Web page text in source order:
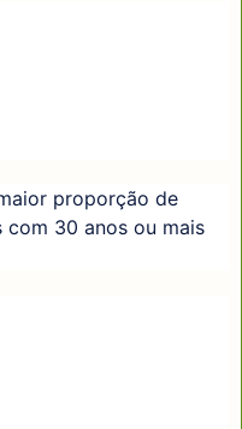
proporção de
com 30 anos ou mais